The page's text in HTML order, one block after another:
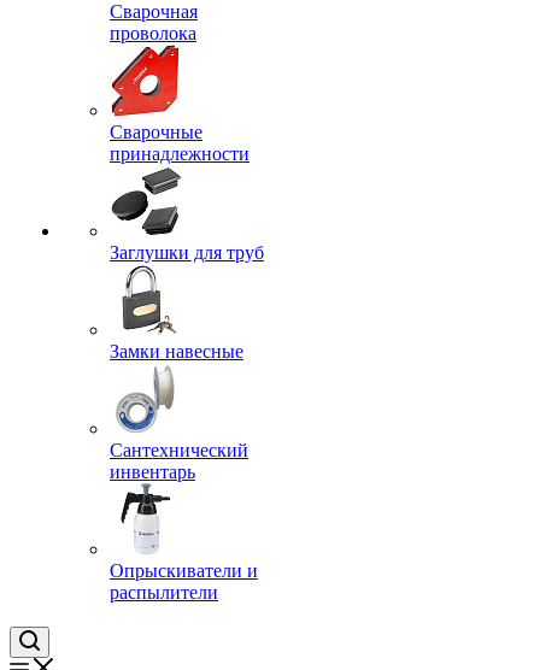
Сварочная
проволока
Сварочные
принадлежности
Заглушки для труб
Замки навесные
Сантехнический
инвентарь
Опрыскиватели и
распылители